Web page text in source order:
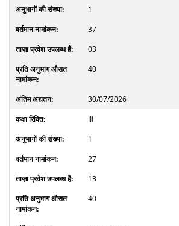
1
37
03
40
30/07/2026
III
1
27
13
40